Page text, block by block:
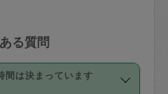
る質問
間は決まっています